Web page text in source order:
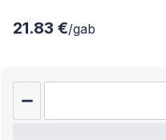
21.83 €/gab